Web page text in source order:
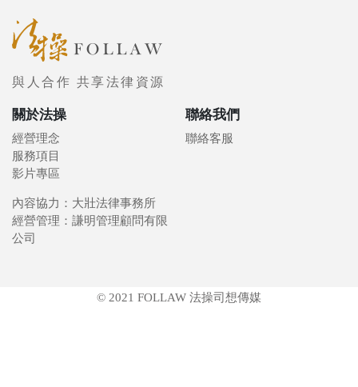
與人合作 共享法律資源
關於法操
經營理念
服務項目
影片專區
聯絡我們
聯絡客服
內容協力：大壯法律事務所
經營管理：謙明管理顧問有限
公司
© 2021 FOLLAW 法操司想傳媒